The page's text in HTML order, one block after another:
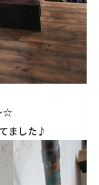
☆
ました♪